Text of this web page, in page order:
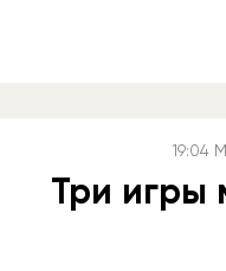
19:04
Три игры